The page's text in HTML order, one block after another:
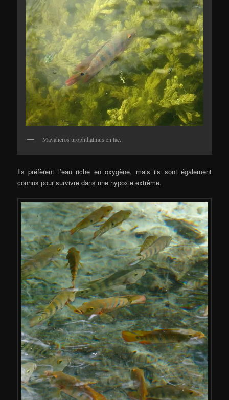
Mayaheros urophthalmus en lac.
Ils préfèrent l’eau riche en oxygène, mais ils sont également
connus pour survivre dans une hypoxie extrême.